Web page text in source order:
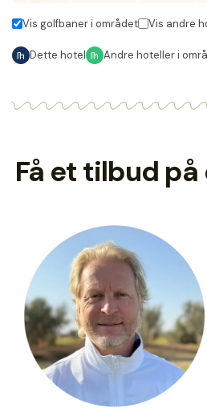
Vis golfbaner i området Vis andre
Dette hotel Andre hoteller i
Få et tilbud